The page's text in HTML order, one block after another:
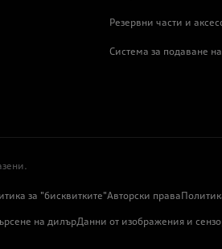
Резервни части и
Система за подаване
за "бисквитките"Авторски права
на дилърДанни от изображения и